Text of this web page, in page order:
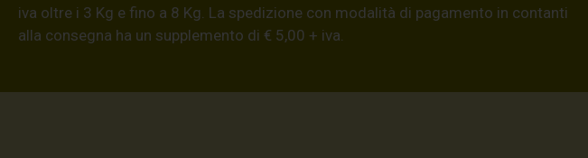
iva oltre i 3 Kg e fino a 8 Kg. La spedizione con modalità di pagamento in contanti
alla consegna ha un supplemento di € 5,00 + iva.